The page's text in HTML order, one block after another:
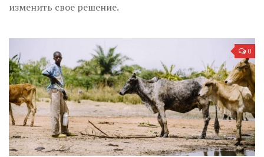
изменить свое решение.
0